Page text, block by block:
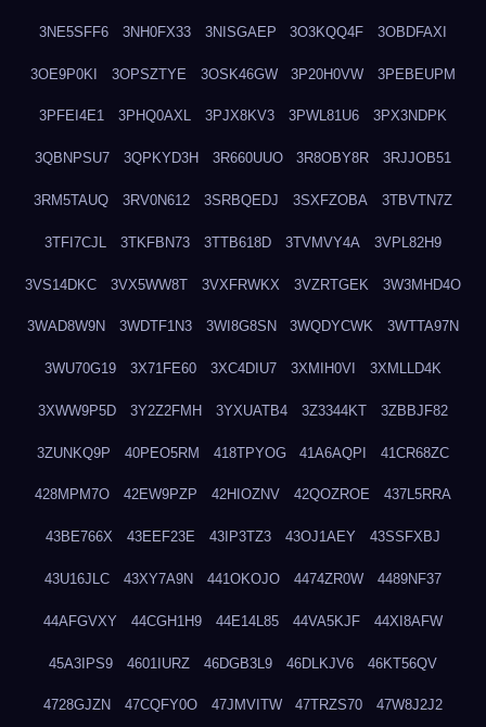
3NE5SFF6 3NH0FX33 3NISGAEP 3O3KQQ4F 3OBDFAXI
3OE9P0KI 3OPSZTYE 3OSK46GW 3P20H0VW 3PEBEUPM
3PFEI4E1 3PHQ0AXL 3PJX8KV3 3PWL81U6 3PX3NDPK
3QBNPSU7 3QPKYD3H 3R660UUO 3R8OBY8R 3RJJOB51
3RM5TAUQ 3RV0N612 3SRBQEDJ 3SXFZOBA 3TBVTN7Z
3TFI7CJL 3TKFBN73 3TTB618D 3TVMVY4A 3VPL82H9
3VS14DKC 3VX5WW8T 3VXFRWKX 3VZRTGEK 3W3MHD4O
3WAD8W9N 3WDTF1N3 3WI8G8SN 3WQDYCWK 3WTTA97N
3WU70G19 3X71FE60 3XC4DIU7 3XMIH0VI 3XMLLD4K
3XWW9P5D 3Y2Z2FMH 3YXUATB4 3Z3344KT 3ZBBJF82
3ZUNKQ9P 40PEO5RM 418TPYOG 41A6AQPI 41CR68ZC
428MPM7O 42EW9PZP 42HIOZNV 42QOZROE 437L5RRA
43BE766X 43EEF23E 43IP3TZ3 43OJ1AEY 43SSFXBJ
43U16JLC 43XY7A9N 441OKOJO 4474ZR0W 4489NF37
44AFGVXY 44CGH1H9 44E14L85 44VA5KJF 44XI8AFW
45A3IPS9 4601IURZ 46DGB3L9 46DLKJV6 46KT56QV
4728GJZN 47CQFY0O 47JMVITW 47TRZS70 47W8J2J2